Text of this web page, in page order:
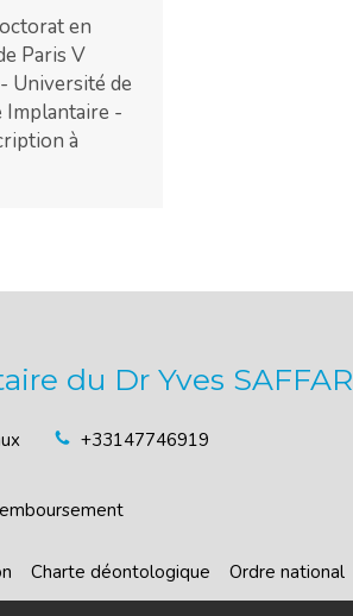
en
Paris V
Université de
Implantaire -
à
du Dr Yves SAFFAR
+33147746919
Charte déontologique Ordre national